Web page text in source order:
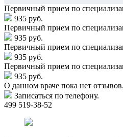
Первичный прием по
935 руб.
Первичный прием по
935 руб.
Первичный прием по
935 руб.
Первичный прием по
935 руб.
О данном враче пока нет отзывов.
Записаться по телефону.
499 519-38-52